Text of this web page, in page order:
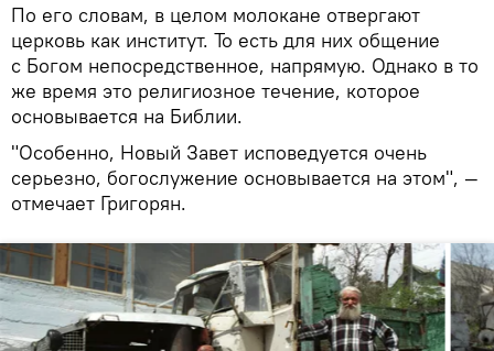
По его словам, в целом молокане отвергают
церковь как институт. То есть для них общение
с Богом непосредственное, напрямую. Однако в то
же время это религиозное течение, которое
основывается на Библии.
"Особенно, Новый Завет исповедуется очень
серьезно, богослужение основывается на этом", —
отмечает Григорян.